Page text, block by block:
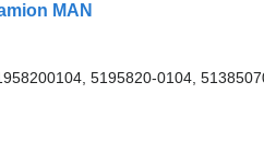
MAN
5195820-0104,